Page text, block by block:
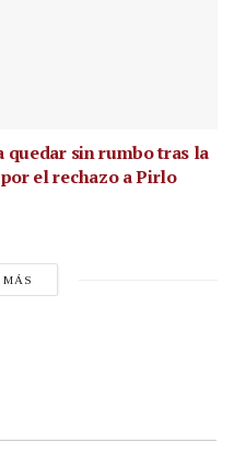
quedar sin rumbo tras la
el rechazo a Pirlo
MÁS